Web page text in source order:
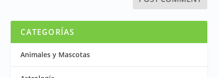
CATEGORÍAS
Animales y Mascotas